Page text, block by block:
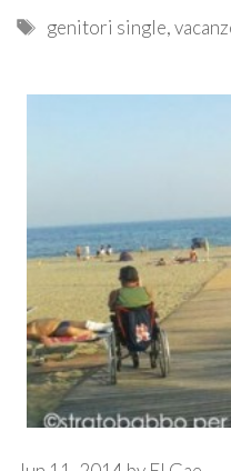
Tags
genitori single,